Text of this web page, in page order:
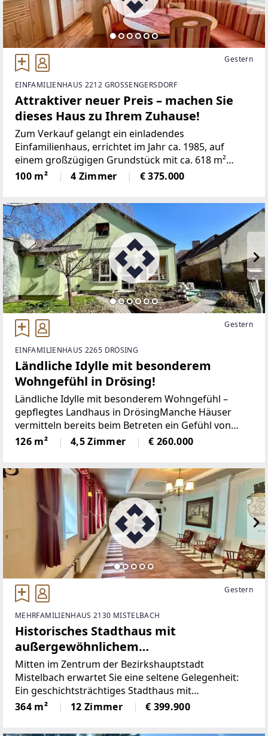
Gestern
EINFAMILIENHAUS 2212 GROSSENGERSDORF
Attraktiver neuer Preis – machen Sie
dieses Haus zu Ihrem Zuhause!
Zum Verkauf gelangt ein einladendes
Einfamilienhaus, errichtet im Jahr ca. 1985, auf
einem großzügigen Grundstück mit ca. 618 m²
Fläche und ca. 101m² Wohnfläche. Die Liegenschaft
befindet sich in ruhiger Wohnlage und bietet ein
100 m² 4 Zimmer € 375.000
Gestern
EINFAMILIENHAUS 2265 DRÖSING
Ländliche Idylle mit besonderem
Wohngefühl in Drösing!
Ländliche Idylle mit besonderem Wohngefühl –
gepflegtes Landhaus in DrösingManche Häuser
vermitteln bereits beim Betreten ein Gefühl von
Geborgenheit. Dieses liebevoll gepflegte Landhaus
in Drösing vereint ländliche Ruhe, großzügiges
126 m² 4,5 Zimmer € 260.000
Gestern
MEHRFAMILIENHAUS 2130 MISTELBACH
Historisches Stadthaus mit
außergewöhnlichem
Entwicklungspotenzial im Herzen von
Mistelbach!
Mitten im Zentrum der Bezirkshauptstadt
Mistelbach erwartet Sie eine seltene Gelegenheit:
Ein geschichtsträchtiges Stadthaus mit
unverwechselbarem Charakter und vielfältigen
Nutzungsmöglichkeiten. Einst als traditionsreiche
364 m² 12 Zimmer € 399.900